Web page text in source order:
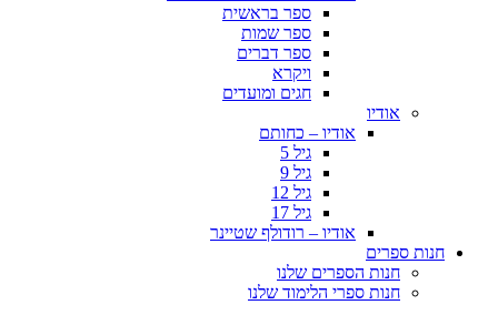
ספר בראשית
ספר שמות
ספר דברים
ויקרא
חגים ומועדים
אודיו
אודיו – כחותם
גיל 5
גיל 9
גיל 12
גיל 17
אודיו – רודולף שטיינר
חנות ספרים
חנות הספרים שלנו
חנות ספרי הלימוד שלנו